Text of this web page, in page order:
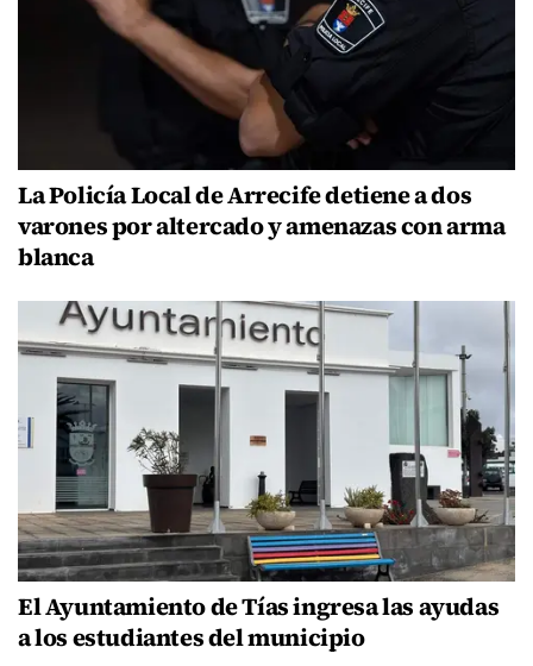
La Policía Local de Arrecife detiene a dos
varones por altercado y amenazas con arma
blanca
El Ayuntamiento de Tías ingresa las ayudas
a los estudiantes del municipio